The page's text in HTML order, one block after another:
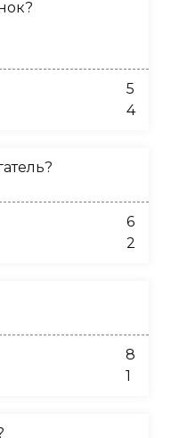
5
4
6
2
8
1